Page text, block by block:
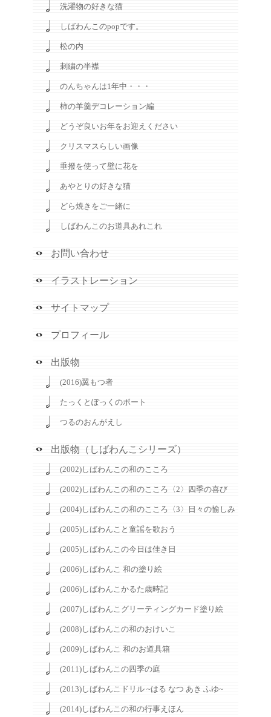
洗濯物の好きな猫
しばわんこのpopです。
松の内
刺繍の半襟
のんちゃんは1年中・・・
柿の羊羹デコレーション編
どうぞ良いお年をお迎えください
クリスマスらしい画像
垂撥を使って壁に花を
あやとりの好きな猫
どら焼きをご一緒に
しばわんこのお道具あれこれ
お問い合わせ
イラストレーション
サイトマップ
プロフィール
出版物
(2016)翼もつ者
たっくとぽっくのボート
つるのおんがえし
出版物（しばわんこシリーズ）
(2002)しばわんこの和のこころ
(2002)しばわんこの和のこころ〈2〉四季の喜び
(2004)しばわんこの和のこころ〈3〉日々の愉しみ
(2005)しばわんこと童謡を歌おう
(2005)しばわんこの今日は佳き日
(2006)しばわんこ 和の塗り絵
(2006)しばわんこかるた歳時記
(2007)しばわんこグリーティングカード塗り絵
(2008)しばわんこの和のおけいこ
(2009)しばわんこ 和のお道具箱
(2011)しばわんこの四季の庭
(2013)しばわんこドリル ~はる なつ あき ふゆ~
(2014)しばわんこの和の行事えほん